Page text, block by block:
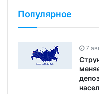
Популярное
7